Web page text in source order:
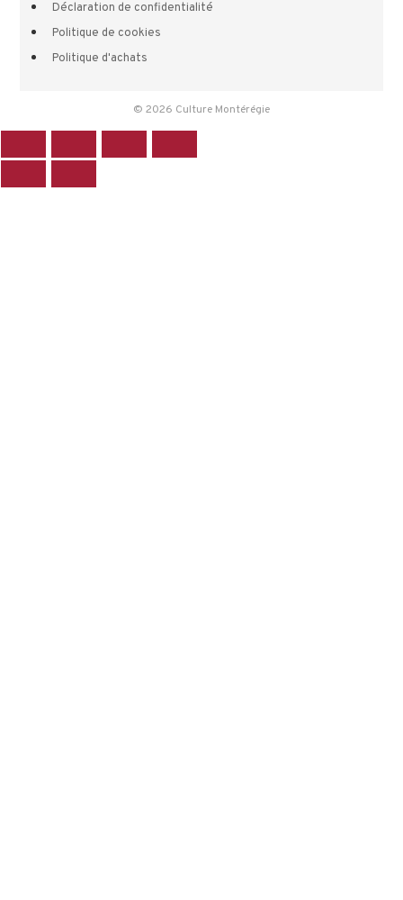
Déclaration de confidentialité
Politique de cookies
Politique d'achats
© 2026 Culture Montérégie